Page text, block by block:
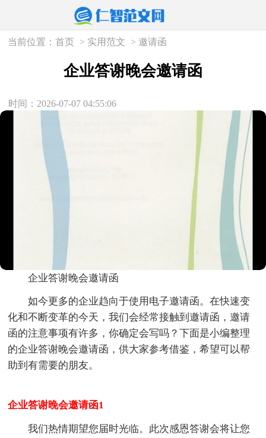
当前位置：首页 > 实用范文 >邀请函
企业答谢晚会邀请函
时间：2026-07-07 04:55:06
企业答谢晚会邀请函
如今更多的企业趋向于使用电子邀请函。在快速变
化和不断变革的今天，我们会经常接触到邀请函，邀请
函的注意事项有许多，你确定会写吗？下面是小编整理
的企业答谢晚会邀请函，供大家参考借鉴，希望可以帮
助到有需要的朋友。
企业答谢晚会邀请函1
我们热情期望您届时光临。此次感恩答谢会将让您